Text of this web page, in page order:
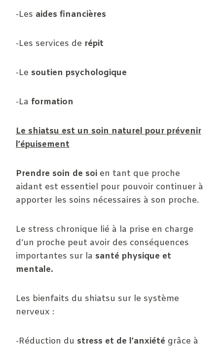
-Les aides financières
-Les services de répit
-Le soutien psychologique
-La formation
Le shiatsu est un soin naturel pour prévenir
l’épuisement
Prendre soin de soi en tant que proche
aidant est essentiel pour pouvoir continuer à
apporter les soins nécessaires à son proche.
Le stress chronique lié à la prise en charge
d’un proche peut avoir des conséquences
importantes sur la santé physique et
mentale.
Les bienfaits du shiatsu sur le système
nerveux :
-Réduction du stress et de l’anxiété grâce à